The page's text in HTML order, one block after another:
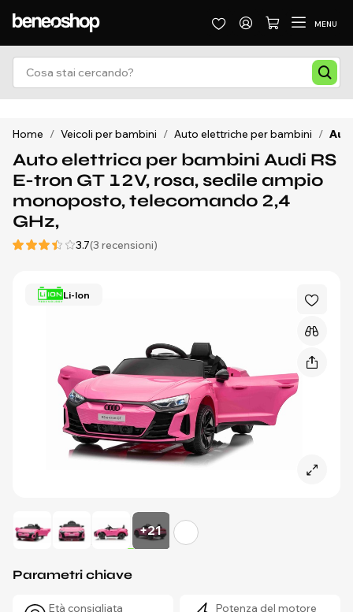
MENU
Home / Veicoli per bambini / Auto elettriche per bambini /
Auto elettrica per bambini Audi RS
E-tron GT 12V, rosa, sedile ampio
monoposto, telecomando 2,4
GHz,
3.7(3 recensioni)
Li-Ion
+21
Parametri chiave
Età consigliata
Potenza del motore